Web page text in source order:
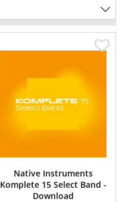
Native Instruments
Komplete 15 Select Band -
Download